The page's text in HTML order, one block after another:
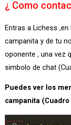
¿ Como
Entras a Lichess
campanita y de tu
oponente , una vez
simbolo de chat
Puedes ver los
campanita (Cuadro